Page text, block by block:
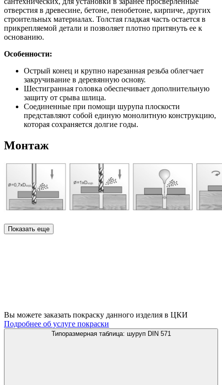
отверстия в древесине, бетоне, пенобетоне, кирпиче, других
строительных материалах. Толстая гладкая часть остается в
прикрепляемой детали и позволяет плотно притянуть ее к
основанию.
Особенности:
Острый конец и крупно нарезанная резьба облегчает
закручивание в деревянную основу.
Шестигранная головка обеспечивает дополнительную
защиту от срыва шлица.
Соединенные при помощи шурупа плоскости
представляют собой единую монолитную конструкцию,
которая сохраняется долгие годы.
Монтаж
Показать еще
Вы можете заказать покраску данного изделия в ЦКИ
Подробнее об услуге покраски
Типоразмерная таблица: шуруп DIN 571